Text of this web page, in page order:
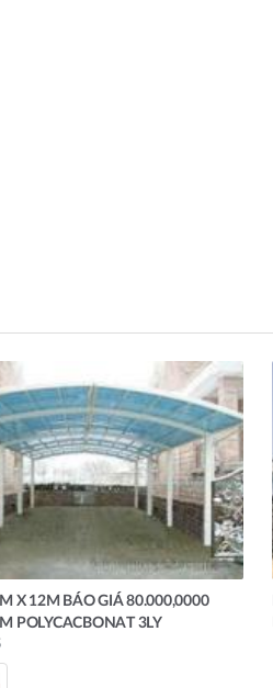
X 12M BÁO GIÁ 80.000,0000
POLYCACBONAT 3LY